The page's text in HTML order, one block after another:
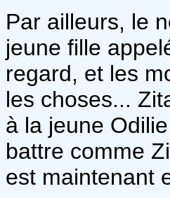
Par ailleurs, le
jeune fille
regard, et les
les choses...
à la jeune
battre comme
est maintenant